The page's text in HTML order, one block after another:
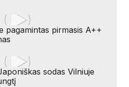
pagamintas pirmasis A++
sodas Vilniuje